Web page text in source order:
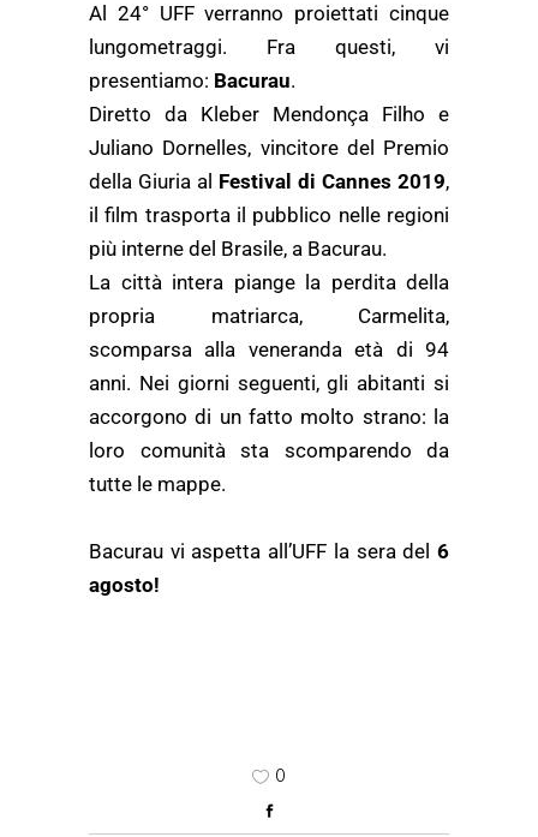
Al 24° UFF verranno proiettati cinque
lungometraggi. Fra questi, vi
presentiamo: Bacurau.
Diretto da Kleber Mendonça Filho e
Juliano Dornelles, vincitore del Premio
della Giuria al Festival di Cannes 2019,
il film trasporta il pubblico nelle regioni
più interne del Brasile, a Bacurau.
La città intera piange la perdita della
propria matriarca, Carmelita,
scomparsa alla veneranda età di 94
anni. Nei giorni seguenti, gli abitanti si
accorgono di un fatto molto strano: la
loro comunità sta scomparendo da
tutte le mappe.
Bacurau vi aspetta all’UFF la sera del 6
agosto!
0